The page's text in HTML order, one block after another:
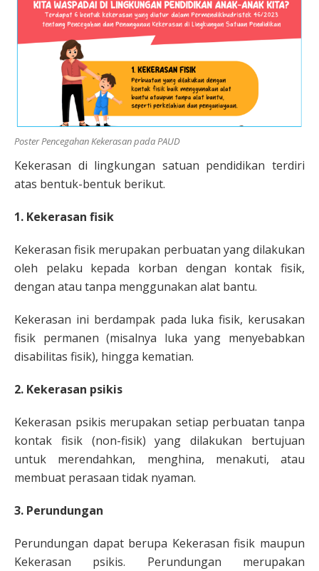
Poster Pencegahan Kekerasan pada PAUD
Kekerasan di lingkungan satuan pendidikan terdiri
atas bentuk-bentuk berikut.
1. Kekerasan fisik
Kekerasan fisik merupakan perbuatan yang dilakukan
oleh pelaku kepada korban dengan kontak fisik,
dengan atau tanpa menggunakan alat bantu.
Kekerasan ini berdampak pada luka fisik, kerusakan
fisik permanen (misalnya luka yang menyebabkan
disabilitas fisik), hingga kematian.
2. Kekerasan psikis
Kekerasan psikis merupakan setiap perbuatan tanpa
kontak fisik (non-fisik) yang dilakukan bertujuan
untuk merendahkan, menghina, menakuti, atau
membuat perasaan tidak nyaman.
3. Perundungan
Perundungan dapat berupa Kekerasan fisik maupun
Kekerasan psikis. Perundungan merupakan